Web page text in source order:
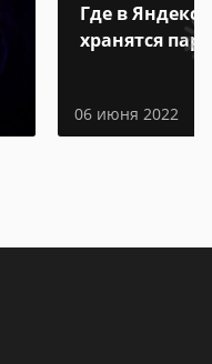
Где в Яндекс
хранятся
06 июня 2022